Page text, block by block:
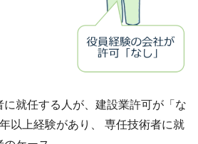
就任する人が、建設業許可が「な
以上経験があり、 専任技術者に就